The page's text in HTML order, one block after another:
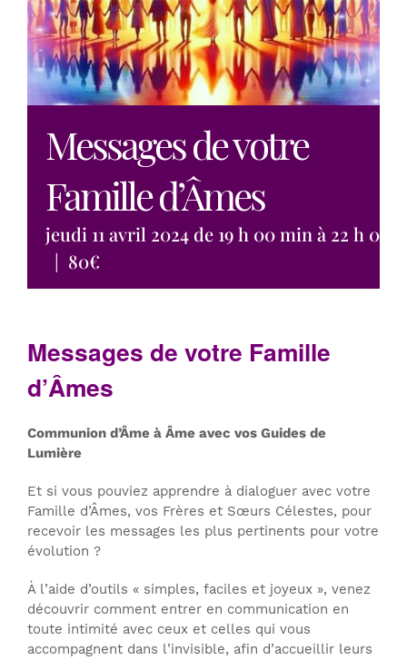
Messages de votre
Famille d’Âmes
jeudi 11 avril 2024 de 19 h 00 minà 22 h 00
| 80€
Messages de votre Famille
d’Âmes
Communion d’Âme à Âme avec vos Guides de
Lumière
Et si vous pouviez apprendre à dialoguer avec votre
Famille d’Âmes, vos Frères et Sœurs Célestes, pour
recevoir les messages les plus pertinents pour votre
évolution ?
À l’aide d’outils « simples, faciles et joyeux », venez
découvrir comment entrer en communication en
toute intimité avec ceux et celles qui vous
accompagnent dans l’invisible, afin d’accueillir leurs